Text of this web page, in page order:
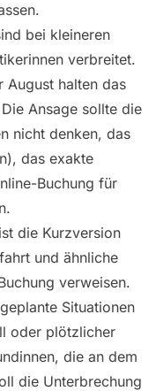
bei kleineren
verbreitet.
August halten das
Ansage sollte die
nicht denken, das
das exakte
Buchung für
ist die Kurzversion
und ähnliche
verweisen.
Situationen
oder plötzlicher
die an dem
die Unterbrechung